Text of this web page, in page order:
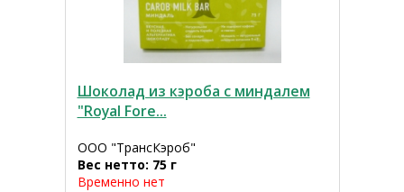
Шоколад из кэроба с миндалем
"Royal Fore...
ООО "ТрансКэроб"
Вес нетто: 75 г
Временно нет